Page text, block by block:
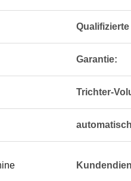
Qualifizierte
Garantie:
Trichter-